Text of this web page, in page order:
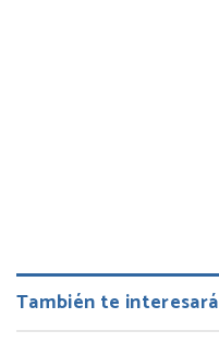
También te interesará